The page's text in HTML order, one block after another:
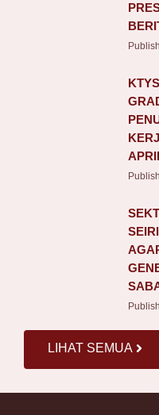
LIHAT SEMUA